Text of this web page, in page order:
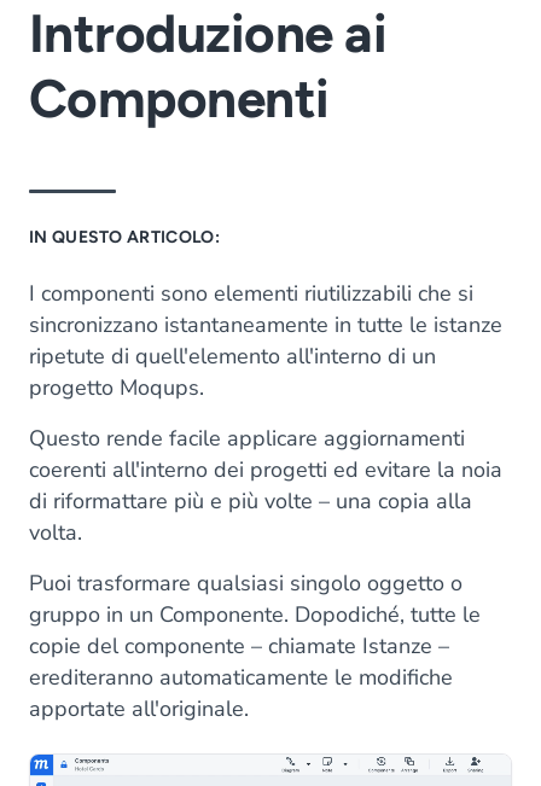
Introduzione ai
Componenti
IN QUESTO ARTICOLO:
I componenti sono elementi riutilizzabili che si
sincronizzano istantaneamente in tutte le istanze
ripetute di quell'elemento all'interno di un
progetto Moqups.
Questo rende facile applicare aggiornamenti
coerenti all'interno dei progetti ed evitare la noia
di riformattare più e più volte – una copia alla
volta.
Puoi trasformare qualsiasi singolo oggetto o
gruppo in un Componente. Dopodiché, tutte le
copie del componente – chiamate Istanze –
erediteranno automaticamente le modifiche
apportate all'originale.